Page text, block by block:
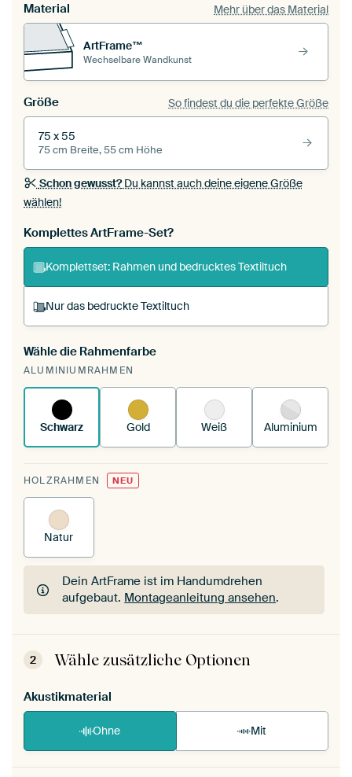
Material Mehr über das Material
ArtFrame™
Wechselbare Wandkunst
Größe So findest du die perfekte Größe
75 x 55
75 cm Breite, 55 cm Höhe
Schon gewusst?Du kannst auch deine eigene Größe
wählen!
Komplettes ArtFrame-Set?
Komplettset: Rahmen und bedrucktes Textiltuch
Nur das bedruckte Textiltuch
Du spannst einen wechselbaren Textiltuch in
deinen vorhandenen ArtFrame™.
funktioniert es.
Wähle die Rahmenfarbe
ALUMINIUMRAHMEN
Schwarz Gold Weiß Aluminium
HOLZRAHMEN NEU
Natur
Dein ArtFrame ist im Handumdrehen
aufgebaut. Montageanleitung ansehen.
Dein ArtFrame ist im Handumdrehen
aufgebaut.Montageanleitung ansehen
2 Wähle zusätzliche Optionen
Akustikmaterial
Ohne Mit